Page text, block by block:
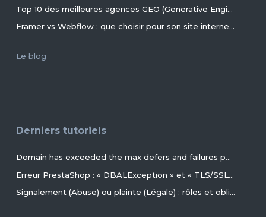
Top 10 des meilleures agences GEO (Generative Engine Optimization) de France en 2026
Framer vs Webflow : que choisir pour son site internet ?
Le blog
Derniers tutoriels
Domain has exceeded the max defers and failures per hour (5/5 (100%)) allowed. Message discarded.
Erreur PrestaShop : « DBALException » et « TLS/SSL invalid directory » avec MariaDB 11.4+ en 2026+
Signalement (Abuse) ou plainte (Légale) : rôles et obligations des parties, conseils et procédures ?